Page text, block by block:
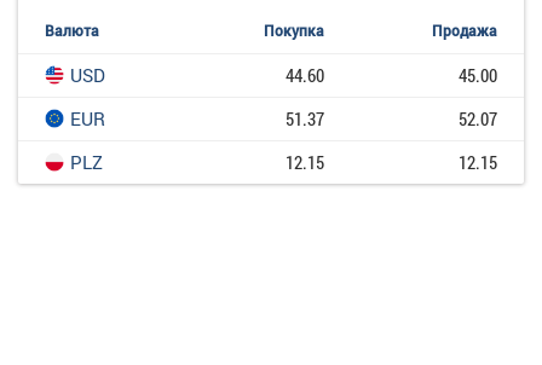
Валюта Покупка Продажа
USD 44.60
45.00
EUR
51.37
52.07
PLZ
12.15 12.15